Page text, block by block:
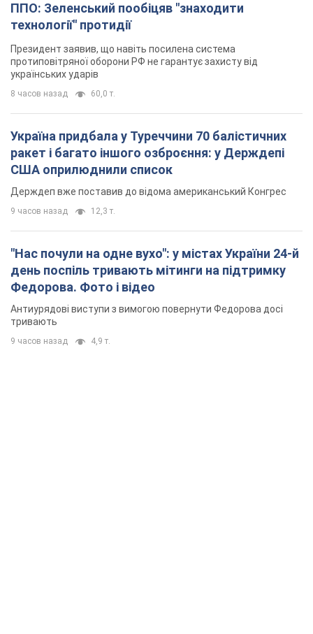
ППО: Зеленський пообіцяв "знаходити
технології" протидії
Президент заявив, що навіть посилена система
протиповітряної оборони РФ не гарантує захисту від
українських ударів
8 часов назад 60,0 т.
Україна придбала у Туреччини 70 балістичних
ракет і багато іншого озброєння: у Держдепі
США оприлюднили список
Держдеп вже поставив до відома американський Конгрес
9 часов назад 12,3 т.
"Нас почули на одне вухо": у містах України 24-й
день поспіль тривають мітинги на підтримку
Федорова. Фото і відео
Антиурядові виступи з вимогою повернути Федорова досі
тривають
9 часов назад 4,9 т.